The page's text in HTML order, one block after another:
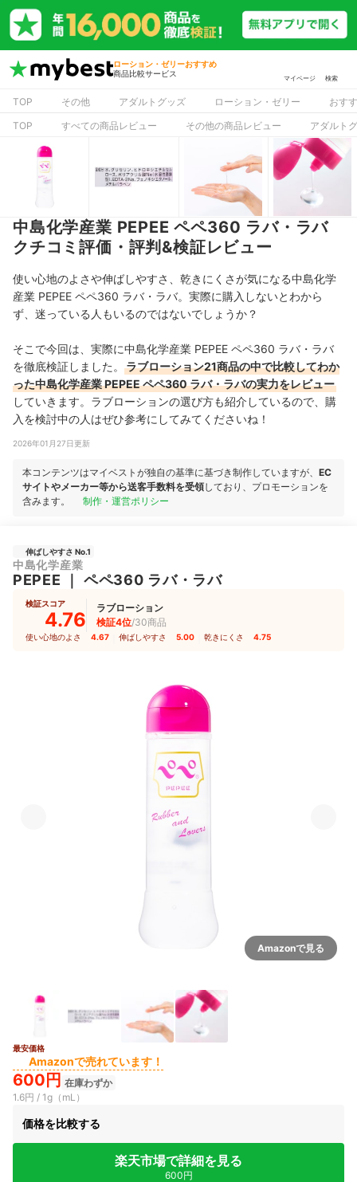
ローション・ゼリーおすすめ
商品比較サービス
マイページ 検索
TOP その他 アダルトグッズ ローション・ゼリー
おす
TOP
すべての商品レビュー その他の商品レビュー アダルト
中島化学産業 PEPEE ペペ360 ラバ・ラバ
クチコミ評価・評判&検証レビュー
使い心地のよさや伸ばしやすさ、乾きにくさが気になる中島化学
産業 PEPEE ペペ360 ラバ・ラバ。実際に購入しないとわから
ず、迷っている人もいるのではないでしょうか？
そこで今回は、実際に中島化学産業 PEPEE ペペ360 ラバ・ラバ
を徹底検証しました。
ラブローション21商品の中で比較してわか
った中島化学産業 PEPEE ペペ360 ラバ・ラバの実力をレビュー
していきます。ラブローションの選び方も紹介しているので、購
入を検討中の人はぜひ参考にしてみてくださいね！
2026年01月27日更新
本コンテンツはマイベストが独自の基準に基づき制作していますが、 EC
サイトやメーカー等から送客手数料を受領しており、プロモーションを
含みます。
制作・運営ポリシー
伸ばしやすさ No.1
中島化学産業
PEPEE ペペ360 ラバ・ラバ
検証スコア
4.76
ラブローション
検証4位/30商品
使い心地のよさ 4.67 伸ばしやすさ 5.00 乾きにくさ 4.75
Amazonで見る
最安価格
Amazonで売れています！
600円 在庫わずか
1.6円 / 1g（mL）
価格を比較する
楽天市場で詳細を見る
600円